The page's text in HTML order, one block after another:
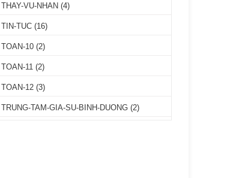
THAY-VU-NHAN (4)
TIN-TUC (16)
TOAN-10 (2)
TOAN-11 (2)
TOAN-12 (3)
TRUNG-TAM-GIA-SU-BINH-DUONG (2)